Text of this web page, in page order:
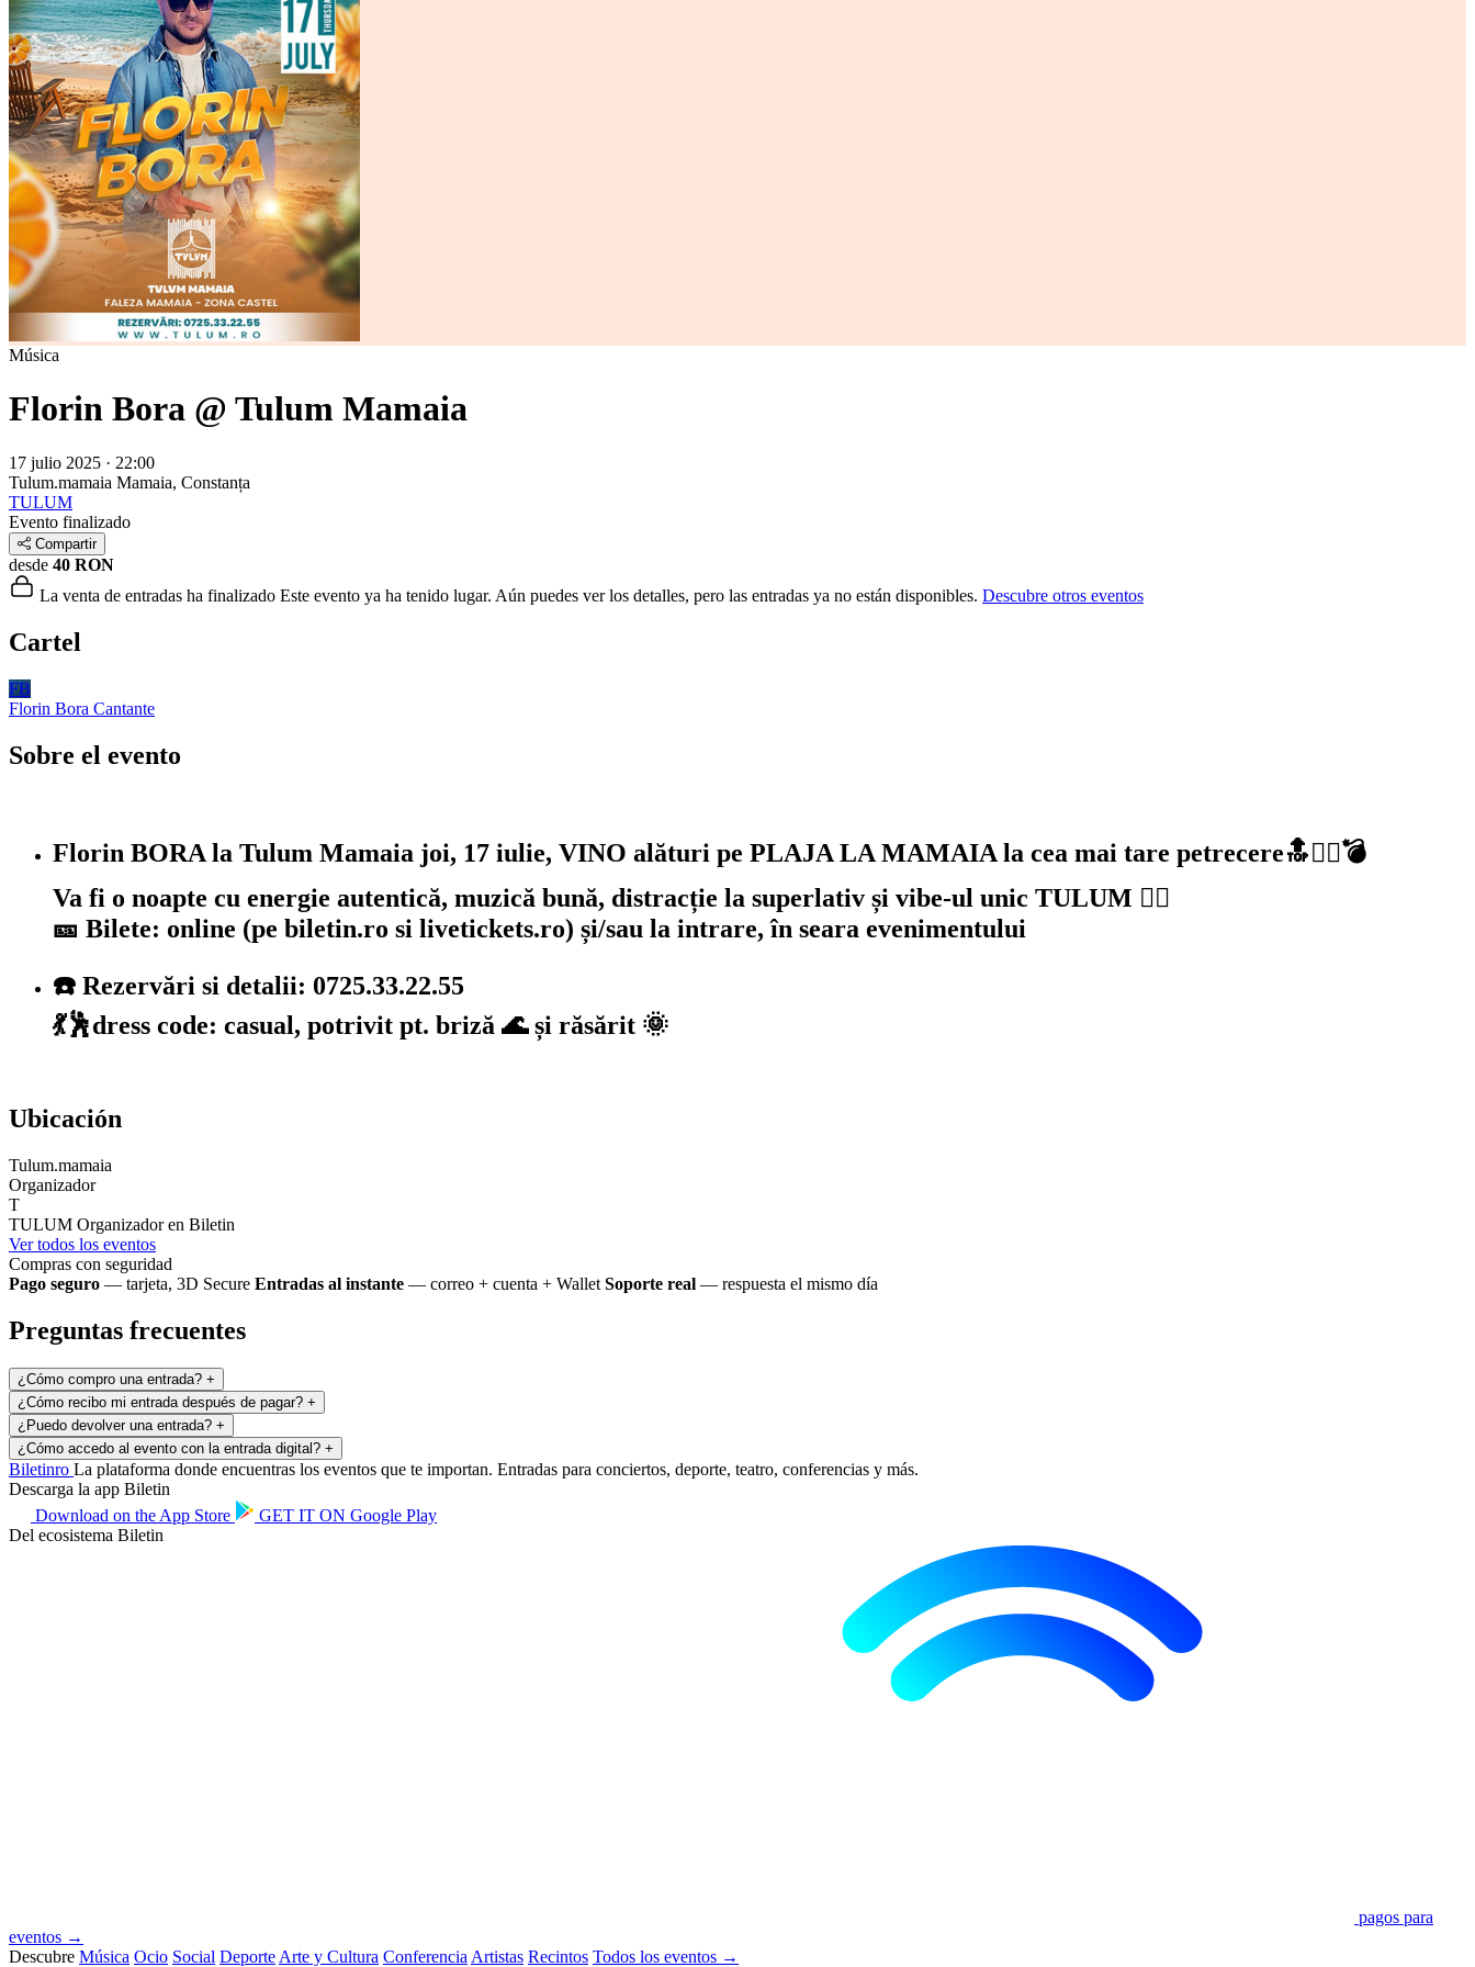
Música
Florin Bora @ Tulum Mamaia
17 julio 2025 · 22:00
Tulum.mamaia Mamaia, Constanța
TULUM
Evento finalizado
Compartir
desde 40 RON
La venta de entradas ha finalizado Este evento ya ha tenido lugar. Aún puedes ver los detalles, pero las entradas ya no están disponibles. Descubre otros eventos
Cartel
FB
Florin Bora Cantante
Sobre el evento
Florin BORA la Tulum Mamaia joi, 17 iulie, VINO alături pe PLAJA LA MAMAIA la cea mai tare petrecere🔝❤️‍🔥💣
Va fi o noapte cu energie autentică, muzică bună, distracție la superlativ și vibe-ul unic TULUM 🏄‍♂️
🎫 Bilete: online (pe biletin.ro si livetickets.ro) și/sau la intrare, în seara evenimentului
☎️ Rezervări si detalii: 0725.33.22.55
💃🕺dress code: casual, potrivit pt. briză 🌊 și răsărit 🌞
Ubicación
Tulum.mamaia
Organizador
T
TULUM Organizador en Biletin
Ver todos los eventos
Compras con seguridad
Pago seguro — tarjeta, 3D Secure Entradas al instante — correo + cuenta + Wallet Soporte real — respuesta el mismo día
Preguntas frecuentes
¿Cómo compro una entrada? +
¿Cómo recibo mi entrada después de pagar? +
¿Puedo devolver una entrada? +
¿Cómo accedo al evento con la entrada digital? +
Biletinro La plataforma donde encuentras los eventos que te importan. Entradas para conciertos, deporte, teatro, conferencias y más.
Descarga la app Biletin
Download on the App Store GET IT ON Google Play
Del ecosistema Biletin
pagos para
eventos →
Descubre Música Ocio Social Deporte Arte y Cultura Conferencia Artistas Recintos Todos los eventos →